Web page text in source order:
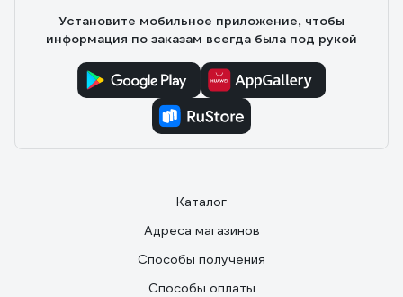
Установите мобильное приложение, чтобы
информация по заказам всегда была под рукой
Каталог
Адреса магазинов
Способы получения
Способы оплаты